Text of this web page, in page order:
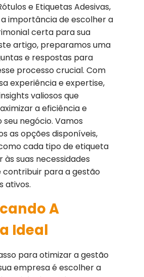
e Etiquetas Adesivas,
importância de escolher a
certa para sua
artigo, preparamos uma
e respostas para
processo crucial. Com
experiência e expertise,
valiosos que
a eficiência e
seu negócio. Vamos
as opções disponíveis,
cada tipo de etiqueta
suas necessidades
contribuir para a gestão
ativos.
A
Ideal
para otimizar a gestão
empresa é escolher a